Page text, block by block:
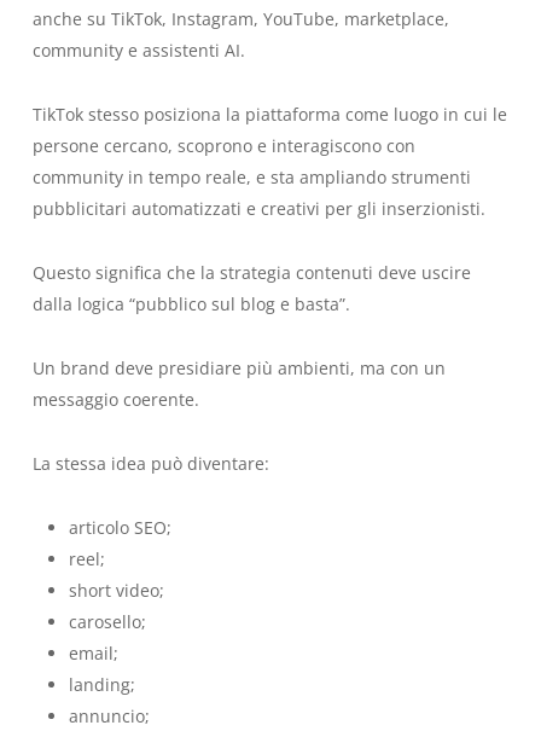
anche su TikTok, Instagram, YouTube, marketplace,
community e assistenti AI.
TikTok stesso posiziona la piattaforma come luogo in cui le
persone cercano, scoprono e interagiscono con
community in tempo reale, e sta ampliando strumenti
pubblicitari automatizzati e creativi per gli inserzionisti.
Questo significa che la strategia contenuti deve uscire
dalla logica “pubblico sul blog e basta”.
Un brand deve presidiare più ambienti, ma con un
messaggio coerente.
La stessa idea può diventare:
articolo SEO;
reel;
short video;
carosello;
email;
landing;
annuncio;